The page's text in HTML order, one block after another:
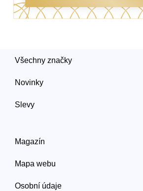
Všechny značky
Novinky
Slevy
Magazín
Mapa webu
Osobní údaje